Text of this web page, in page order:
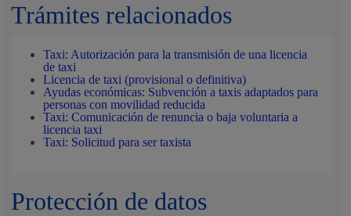
Trámites relacionados
Taxi: Autorización para la transmisión de una licencia
de taxi
Licencia de taxi (provisional o definitiva)
Ayudas económicas: Subvención a taxis adaptados para
personas con movilidad reducida
Taxi: Comunicación de renuncia o baja voluntaria a
licencia taxi
Taxi: Solicitud para ser taxista
Protección de datos